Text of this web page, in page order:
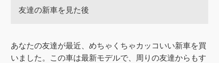
友達の新車を見た後
あなたの友達が最近、めちゃくちゃカッコいい新車を買
いました。この車は最新モデルで、周りの友達からもす